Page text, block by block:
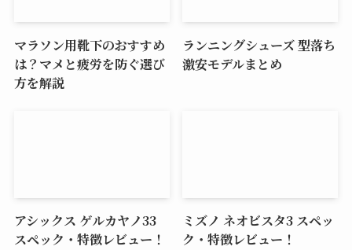
マラソン用靴下のおすすめ
は？マメと疲労を防ぐ選び
方を解説
ランニングシューズ 型落ち
激安モデルまとめ
アシックス ゲルカヤノ33
スペック・特徴レビュー！
ミズノ ネオビスタ3 スペッ
ク・特徴レビュー！